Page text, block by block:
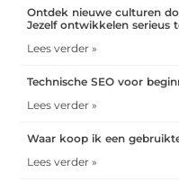
Ontdek nieuwe culturen
Jezelf ontwikkelen serieus
Lees verder »
Technische SEO voor
Lees verder »
Waar koop ik een
Lees verder »